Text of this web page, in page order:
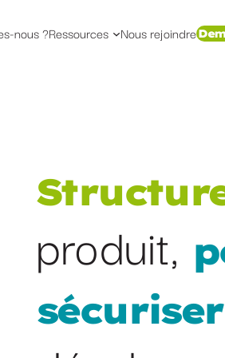
nous ?Ressources Nous rejoindre
produit,
sécuriser